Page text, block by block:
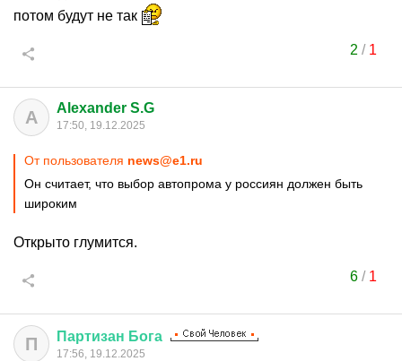
потом будут не так
2 / 1
A Alexander S.G
17:50, 19.12.2025
От пользователя news@e1.ru
Он считает, что выбор автопрома у россиян должен быть
широким
Открыто глумится.
6/ 1
П Партизан Бога
17:56, 19.12.2025